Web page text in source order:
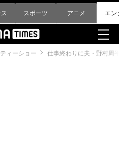
スポーツ アニメ エン
ィーショー 仕事終わりに夫・野村周